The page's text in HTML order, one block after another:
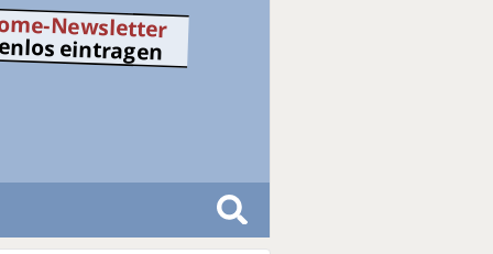
Newsletter
eintragen
S